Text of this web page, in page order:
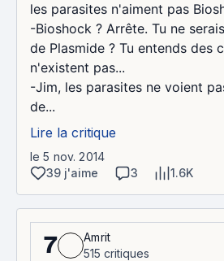
les parasites n'aiment pas
-Bioshock ? Arrête. Tu ne
de Plasmide ? Tu entends des
n'existent pas...
-Jim, les parasites ne voient
de...
Lire la critique
le 5 nov. 2014
39 j'aime
3 1.6K
7
Amrit
515 critiques